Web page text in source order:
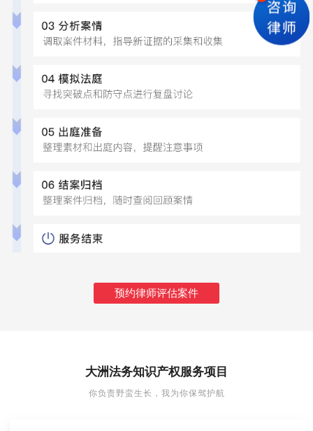
预约律师评估案件
大洲法务知识产权服务项目
你负责野蛮生长，我为你保驾护航